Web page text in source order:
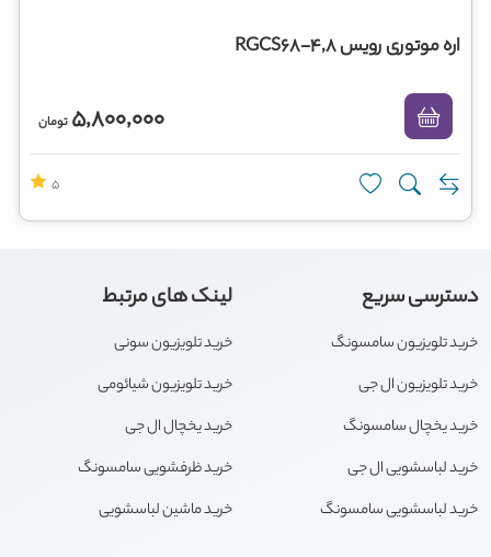
اره موتوری رویس RGCS68-4,8
5,800,000 تومان
5
دسترسی سریع
خرید تلویزیون سامسونگ
خرید تلویزیون ال جی
خرید یخچال سامسونگ
خرید لباسشویی ال جی
خرید لباسشویی سامسونگ
لینک های مرتبط
خرید تلویزیون سونی
خرید تلویزیون شیائومی
خرید یخچال ال جی
خرید ظرفشویی سامسونگ
خرید ماشین لباسشویی